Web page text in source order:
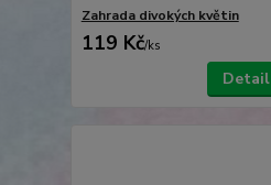
Zahrada divokých květin
119 Kč/ks
Detail